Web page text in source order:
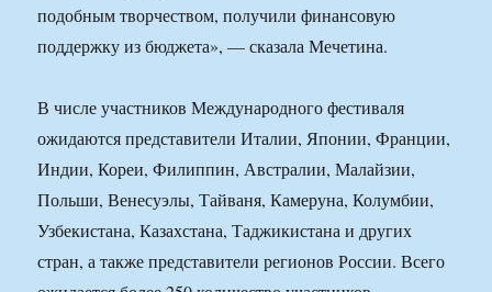
подобным творчеством, получили финансовую
поддержку из бюджета», — сказала Мечетина.
В числе участников Международного фестиваля
ожидаются представители Италии, Японии, Франции,
Индии, Кореи, Филиппин, Австралии, Малайзии,
Польши, Венесуэлы, Тайваня, Камеруна, Колумбии,
Узбекистана, Казахстана, Таджикистана и других
стран, а также представители регионов России. Всего